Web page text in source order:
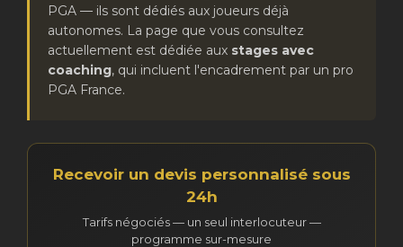
PGA — ils sont dédiés aux joueurs déjà
autonomes. La page que vous consultez
actuellement est dédiée aux stages avec
coaching, qui incluent l'encadrement par un pro
PGA France.
Recevoir un devis personnalisé sous
24h
Tarifs négociés — un seul interlocuteur —
programme sur-mesure